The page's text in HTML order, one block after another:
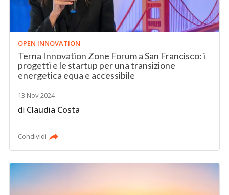
OPEN INNOVATION
Terna Innovation Zone Forum a San Francisco: i
progetti e le startup per una transizione
energetica equa e accessibile
13 Nov 2024
di Claudia Costa
Condividi